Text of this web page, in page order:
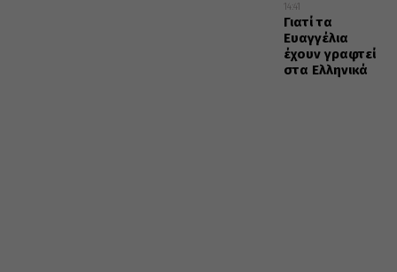
14:41
Γιατί τα
Ευαγγέλια
έχουν γραφτεί
στα Ελληνικά